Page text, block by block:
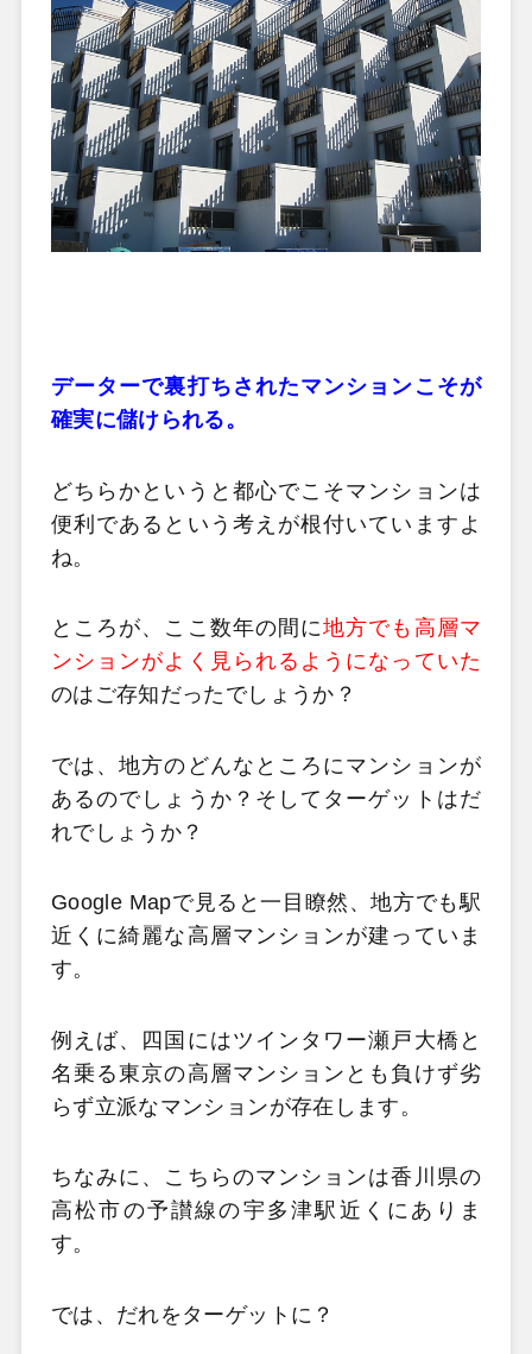
データーで裏打ちされたマンションこそが
確実に儲けられる。
どちらかというと都心でこそマンションは
便利であるという考えが根付いていますよ
ね。
ところが、ここ数年の間に地方でも高層マ
ンションがよく見られるようになっていた
のはご存知だったでしょうか？
では、地方のどんなところにマンションが
あるのでしょうか？そしてターゲットはだ
れでしょうか？
Google Mapで見ると一目瞭然、地方でも駅
近くに綺麗な高層マンションが建っていま
す。
例えば、四国にはツインタワー瀬戸大橋と
名乗る東京の高層マンションとも負けず劣
らず立派なマンションが存在します。
ちなみに、こちらのマンションは香川県の
高松市の予讃線の宇多津駅近くにありま
す。
では、だれをターゲットに？